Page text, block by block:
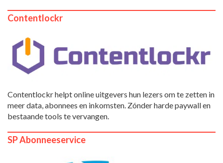
Contentlockr
Contentlockr helpt online uitgevers hun lezers om te zetten in
meer data, abonnees en inkomsten. Zónder harde paywall en
bestaande tools te vervangen.
SP Abonneeservice